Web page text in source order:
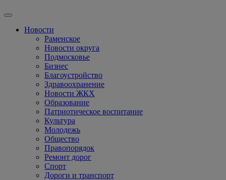
Новости
Раменское
Новости округа
Подмосковье
Бизнес
Благоустройство
Здравоохранение
Новости ЖКХ
Образование
Патриотическое воспитание
Культура
Молодежь
Общество
Правопорядок
Ремонт дорог
Спорт
Дороги и транспорт